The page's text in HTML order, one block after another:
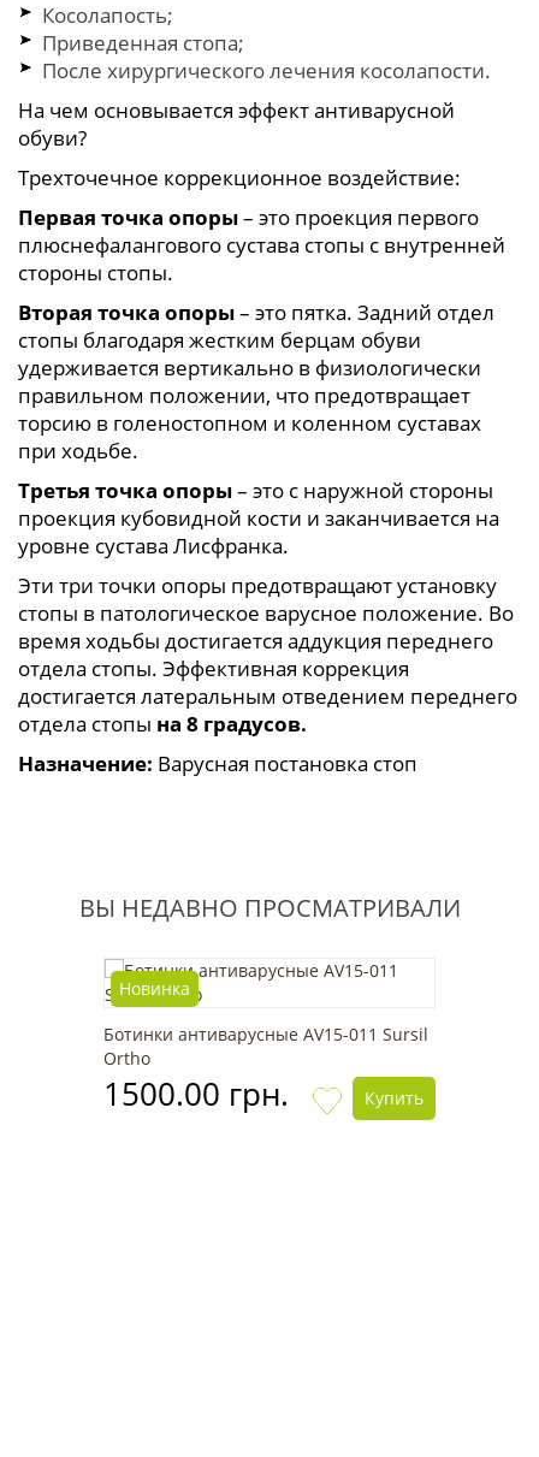
Косолапость;
Приведенная стопа;
После хирургического лечения косолапости.
На чем основывается эффект антиварусной
обуви?
Трехточечное коррекционное воздействие:
Первая точка опоры– это проекция первого
плюснефалангового сустава стопы с внутренней
стороны стопы.
Вторая точка опоры– это пятка. Задний отдел
стопы благодаря жестким берцам обуви
удерживается вертикально в физиологически
правильном положении, что предотвращает
торсию в голеностопном и коленном суставах
при ходьбе.
Третья точка опоры– это с наружной стороны
проекция кубовидной кости и заканчивается на
уровне сустава Лисфранка.
Эти три точки опоры предотвращают установку
стопы в патологическое варусное положение. Во
время ходьбы достигается аддукция переднего
отдела стопы. Эффективная коррекция
достигается латеральным отведением переднего
отдела стопы на 8 градусов.
Назначение: Варусная постановка стоп
ВЫ НЕДАВНО ПРОСМАТРИВАЛИ
Новинка
Ботинки антиварусные AV15-011 Sursil
Ortho
1500.00 грн. Купить